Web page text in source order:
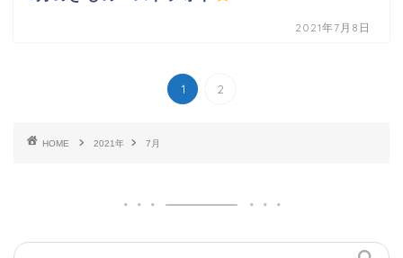
2021年7月8日
1 2
HOME 2021年 7月